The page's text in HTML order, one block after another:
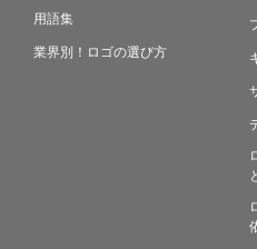
用語集
業界別！ロゴの選び方